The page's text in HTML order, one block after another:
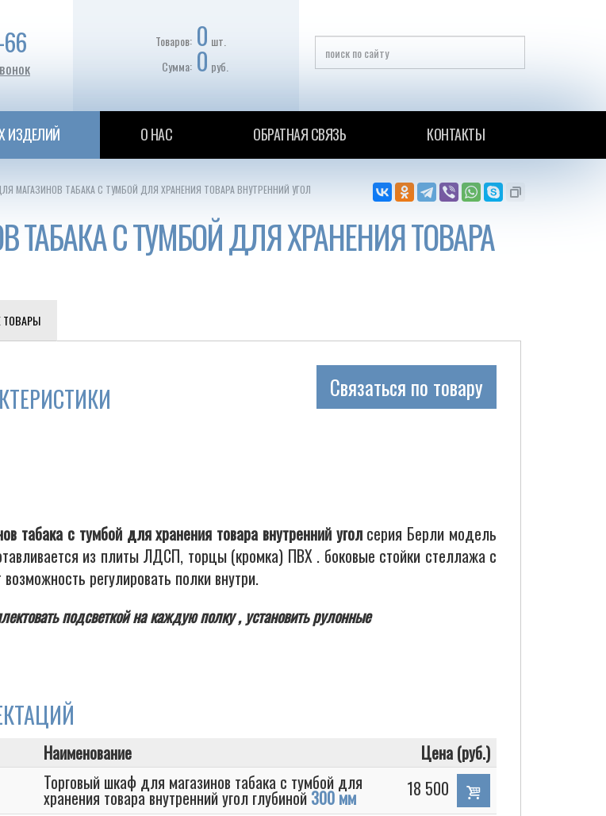
Товаров: 0 шт.
Сумма: 0 руб.
ИЗДЕЛИЙ О НАС ОБРАТНАЯ СВЯЗЬ КОНТАКТЫ
МАГАЗИНОВ ТАБАКА С ТУМБОЙ ДЛЯ ХРАНЕНИЯ ТОВАРА ВНУТРЕННИЙ УГОЛ
С ТУМБОЙ ДЛЯ ХРАНЕНИЯ ТОВАРА
ТОВАРЫ
Связаться по товару
табака с тумбой для хранения товара внутренний уголсерия Берли модель
из плиты ЛДСП, торцы (кромка) ПВХ . боковые стойки стеллажа с
регулировать полки внутри.
подсветкой на каждую полку , установить рулонные
Наименование
Цена (руб.)
Торговый шкаф для магазинов табака с тумбой для
хранения товара внутренний угол глубиной 300 мм
18 500